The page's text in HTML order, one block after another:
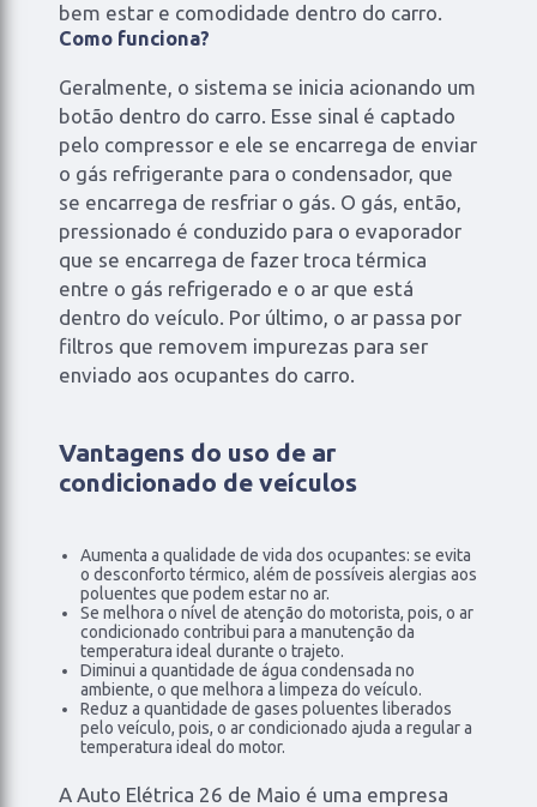
bem estar e comodidade dentro do carro.
Como funciona?
Geralmente, o sistema se inicia acionando um
botão dentro do carro. Esse sinal é captado
pelo compressor e ele se encarrega de enviar
o gás refrigerante para o condensador, que
se encarrega de resfriar o gás. O gás, então,
pressionado é conduzido para o evaporador
que se encarrega de fazer troca térmica
entre o gás refrigerado e o ar que está
dentro do veículo. Por último, o ar passa por
filtros que removem impurezas para ser
enviado aos ocupantes do carro.
Vantagens do uso de ar
condicionado de veículos
Aumenta a qualidade de vida dos ocupantes: se evita
o desconforto térmico, além de possíveis alergias aos
poluentes que podem estar no ar.
Se melhora o nível de atenção do motorista, pois, o ar
condicionado contribui para a manutenção da
temperatura ideal durante o trajeto.
Diminui a quantidade de água condensada no
ambiente, o que melhora a limpeza do veículo.
Reduz a quantidade de gases poluentes liberados
pelo veículo, pois, o ar condicionado ajuda a regular a
temperatura ideal do motor.
A Auto Elétrica 26 de Maio é uma empresa